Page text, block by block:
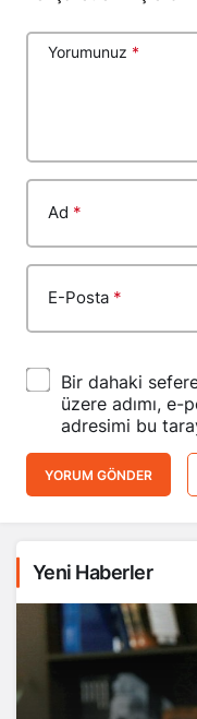
Yorumunuz *
Ad *
E-Posta *
Bir dahaki
üzere adımı,
adresimi bu
YORUM GÖNDER
Yeni Haberler